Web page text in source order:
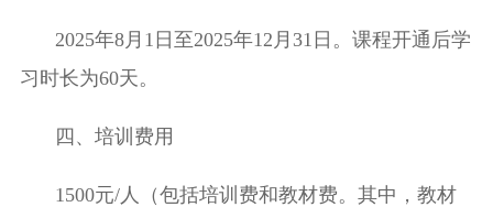
2025年8月 1 日至2025年12 月 31 日。课程开通后学
习时长为60天。
四、培训费用
1500元/人（包括培训费和教材费。其中，教材